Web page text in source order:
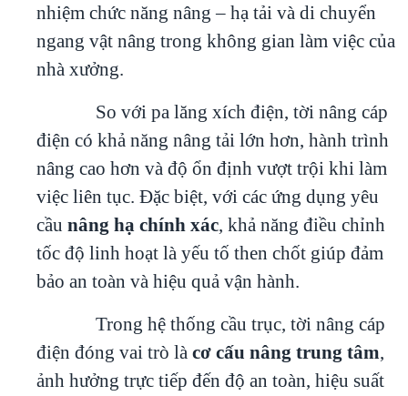
nhiệm chức năng nâng – hạ tải và di chuyển
ngang vật nâng trong không gian làm việc của
nhà xưởng.
So với pa lăng xích điện, tời nâng cáp
điện có khả năng nâng tải lớn hơn, hành trình
nâng cao hơn và độ ổn định vượt trội khi làm
việc liên tục. Đặc biệt, với các ứng dụng yêu
cầu nâng hạ chính xác, khả năng điều chỉnh
tốc độ linh hoạt là yếu tố then chốt giúp đảm
bảo an toàn và hiệu quả vận hành.
Trong hệ thống cầu trục, tời nâng cáp
điện đóng vai trò là cơ cấu nâng trung tâm,
ảnh hưởng trực tiếp đến độ an toàn, hiệu suất